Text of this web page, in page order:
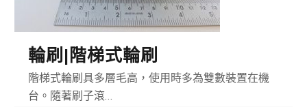
輪刷|階梯式輪刷
階梯式輪刷具多層毛高，使用時多為雙數裝置在機
台。隨著刷子滾…